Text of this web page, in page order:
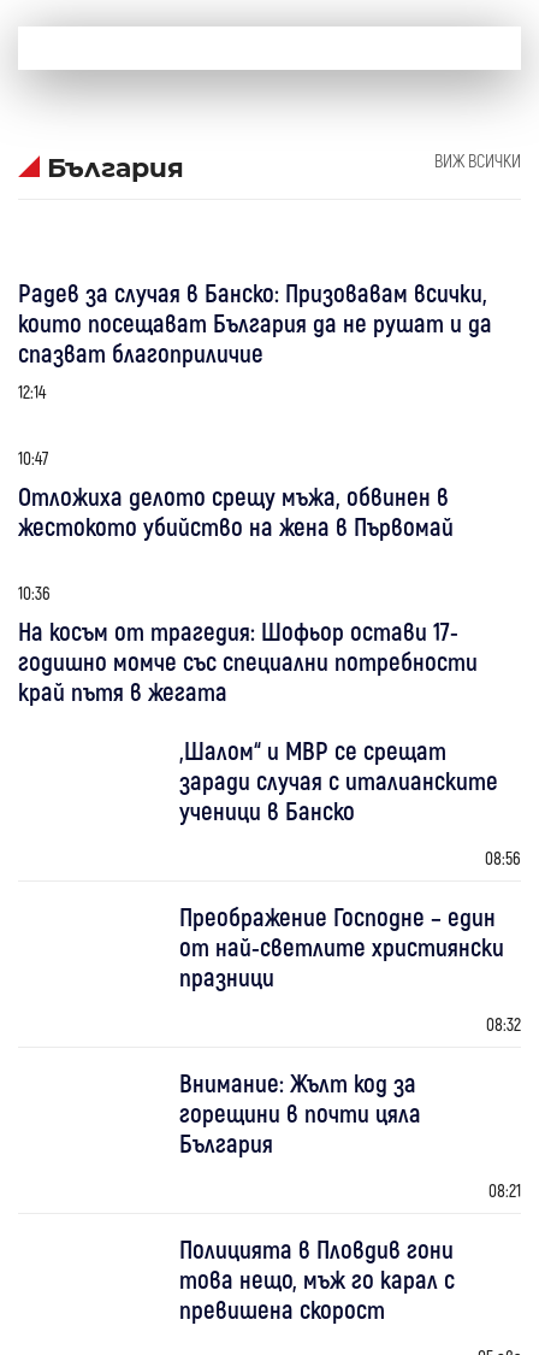
България ВИЖ ВСИЧКИ
Радев за случая в Банско: Призовавам всички,
които посещават България да не рушат и да
спазват благоприличие
12:14
10:47
Отложиха делото срещу мъжа, обвинен в
жестокото убийство на жена в Първомай
10:36
На косъм от трагедия: Шофьор остави 17-
годишно момче със специални потребности
край пътя в жегата
„Шалом“ и МВР се срещат
заради случая с италианските
ученици в Банско
08:56
Преображение Господне – един
от най-светлите християнски
празници
08:32
Внимание: Жълт код за
горещини в почти цяла
България
08:21
Полицията в Пловдив гони
това нещо, мъж го карал с
превишена скорост